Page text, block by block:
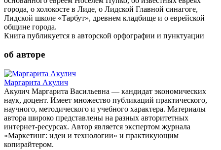
города, о холокосте в Лиде, о Лидской Главной синагоге,
Лидской школе «Тарбут», древнем кладбище и о еврейской
общине города.
Книга публикуется в авторской орфографии и пунктуации
об авторе
Маргарита Акулич
Акулич Маргарита Васильевна — кандидат экономических
наук, доцент. Имеет множество публикаций практического,
научного, методического и учебного характера. Материалы
автора широко представлены на разных авторитетных
интернет-ресурсах. Автор является экспертом журнала
«Маркетинг: идеи и технологии» и практикующим
копирайтером.